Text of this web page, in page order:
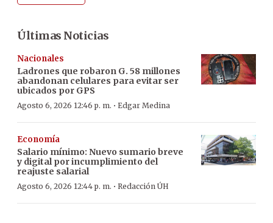
Últimas Noticias
Nacionales
Ladrones que robaron G. 58 millones
abandonan celulares para evitar ser
ubicados por GPS
Agosto 6, 2026 12:46 p. m. · Edgar Medina
Economía
Salario mínimo: Nuevo sumario breve
y digital por incumplimiento del
reajuste salarial
Agosto 6, 2026 12:44 p. m. · Redacción ÚH